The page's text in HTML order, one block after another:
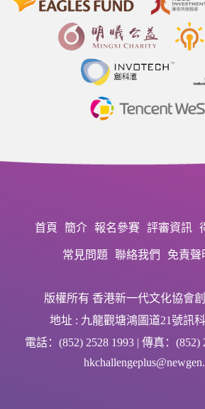
首頁 簡介 報名參賽 評審資訊
常見問題 聯絡我們 免責聲
版權所有 香港新一代文化協會
地址 : 九龍觀塘鴻圖道21號訊
電話：(852) 2528 1993 | 傳真：(852)